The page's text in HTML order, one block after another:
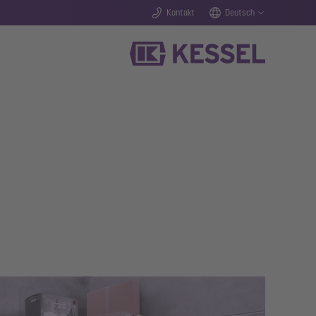
Kontakt Deutsch